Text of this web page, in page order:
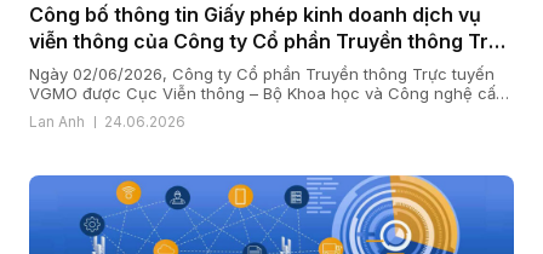
Công bố thông tin Giấy phép kinh doanh dịch vụ
viễn thông của Công ty Cổ phần Truyền thông Trực
tuyến VGMO
Ngày 02/06/2026, Công ty Cổ phần Truyền thông Trực tuyến
VGMO được Cục Viễn thông – Bộ Khoa học và Công nghệ cấp
Giấy phép kinh doanh dịch vụ viễn thông số 180/GP-CVT. Thực
hiện quy định tại khoản 6 Điều 35 Nghị định số 163/2024/NĐ-
Lan Anh 24.06.2026